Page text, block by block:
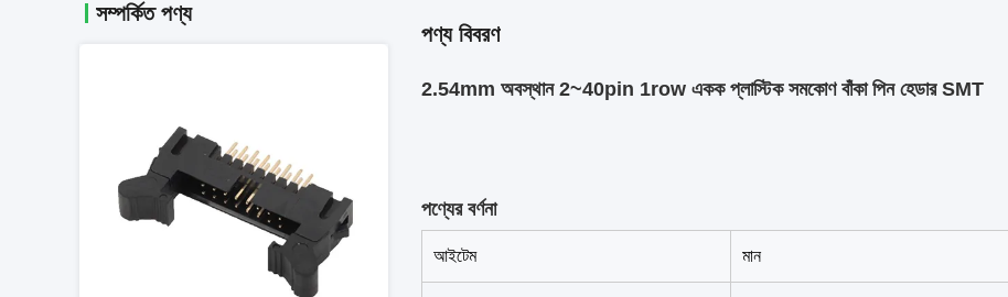
সম্পর্কিত পণ্য
পণ্য বিবরণ
2.54mm অবস্থান 2~40pin 1row একক প্লাস্টিক সমকোণ বাঁকা পিন হেডার SMT
পণ্যের বর্ণনা
আইটেম মান